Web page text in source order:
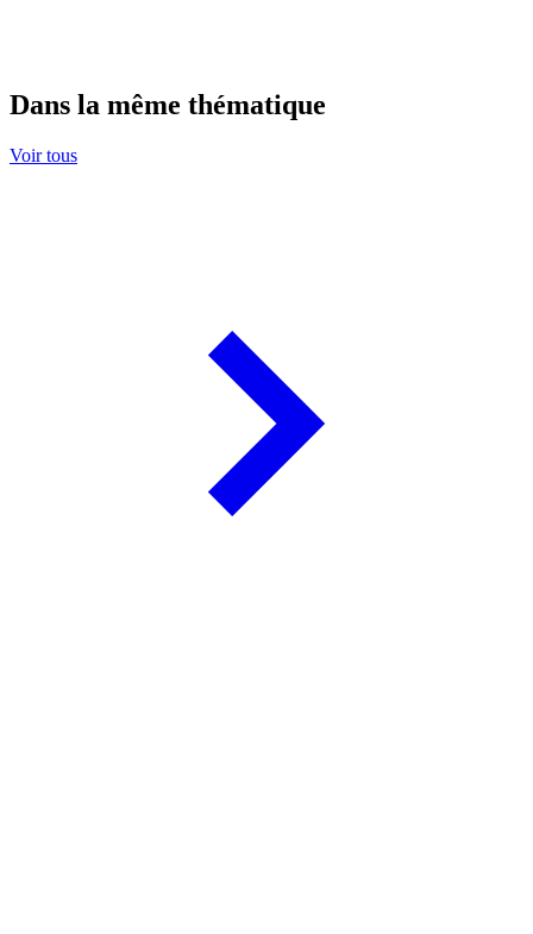
Dans la même thématique
Voir tous